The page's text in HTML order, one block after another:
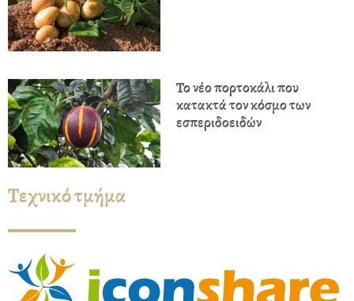
Το νέο πορτοκάλι που
κατακτά τον κόσμο των
εσπεριδοειδών
Τεχνικό τμήμα